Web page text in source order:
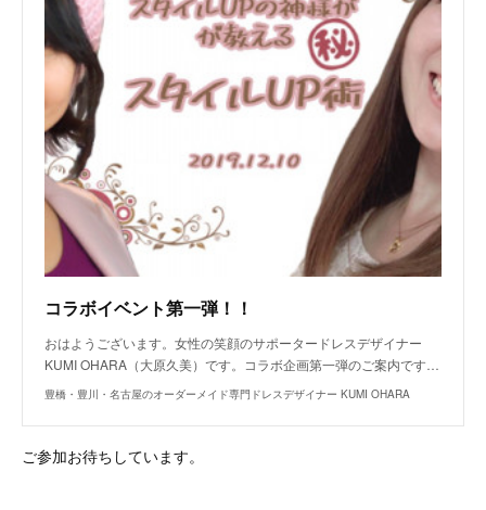
コラボイベント第一弾！！
おはようございます。女性の笑顔のサポータードレスデザイナー
KUMI OHARA（大原久美）です。コラボ企画第一弾のご案内です…
豊橋・豊川・名古屋のオーダーメイド専門ドレスデザイナー KUMI OHARA
ご参加お待ちしています。